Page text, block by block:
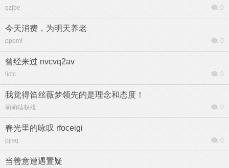
qzjbe 0
今天消费，为明天养老
ppeml 0
曾经来过 nvcvq2av
lictc 0
我觉得笛丝薇梦领先的是理念和态度！
萌萌哒权雄 0
春光里的咏叹 rfoceigi
pjisq 0
当善意遭遇置疑